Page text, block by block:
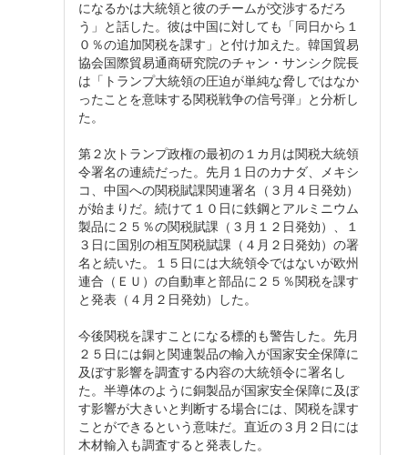
になるかは大統領と彼のチームが交渉するだろ
う」と話した。彼は中国に対しても「同日から１
０％の追加関税を課す」と付け加えた。韓国貿易
協会国際貿易通商研究院のチャン・サンシク院長
は「トランプ大統領の圧迫が単純な脅しではなか
ったことを意味する関税戦争の信号弾」と分析し
た。
第２次トランプ政権の最初の１カ月は関税大統領
令署名の連続だった。先月１日のカナダ、メキシ
コ、中国への関税賦課関連署名（３月４日発効）
が始まりだ。続けて１０日に鉄鋼とアルミニウム
製品に２５％の関税賦課（３月１２日発効）、１
３日に国別の相互関税賦課（４月２日発効）の署
名と続いた。１５日には大統領令ではないが欧州
連合（ＥＵ）の自動車と部品に２５％関税を課す
と発表（４月２日発効）した。
今後関税を課すことになる標的も警告した。先月
２５日には銅と関連製品の輸入が国家安全保障に
及ぼす影響を調査する内容の大統領令に署名し
た。半導体のように銅製品が国家安全保障に及ぼ
す影響が大きいと判断する場合には、関税を課す
ことができるという意味だ。直近の３月２日には
木材輸入も調査すると発表した。